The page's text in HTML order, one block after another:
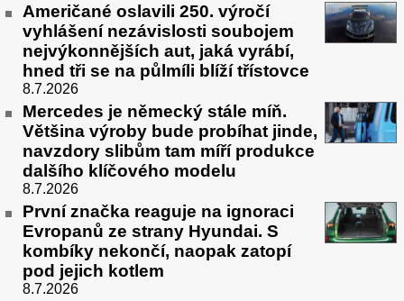
Američané oslavili 250. výročí
vyhlášení nezávislosti soubojem
nejvýkonnějších aut, jaká vyrábí,
hned tři se na půlmíli blíží třístovce
8.7.2026
Mercedes je německý stále míň.
Většina výroby bude probíhat jinde,
navzdory slibům tam míří produkce
dalšího klíčového modelu
8.7.2026
První značka reaguje na ignoraci
Evropanů ze strany Hyundai. S
kombíky nekončí, naopak zatopí
pod jejich kotlem
8.7.2026